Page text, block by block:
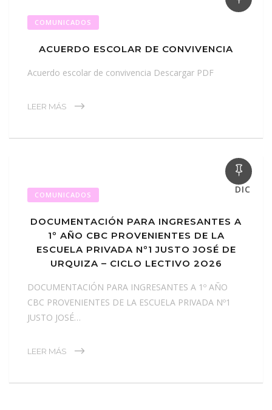
COMUNICADOS
ACUERDO ESCOLAR DE CONVIVENCIA
Acuerdo escolar de convivencia Descargar PDF
LEER MÁS
04
DIC
COMUNICADOS
DOCUMENTACIÓN PARA INGRESANTES A
1º AÑO CBC PROVENIENTES DE LA
ESCUELA PRIVADA Nº1 JUSTO JOSÉ DE
URQUIZA – CICLO LECTIVO 2O26
DOCUMENTACIÓN PARA INGRESANTES A 1º AÑO
CBC PROVENIENTES DE LA ESCUELA PRIVADA Nº1
JUSTO JOSÉ…
LEER MÁS